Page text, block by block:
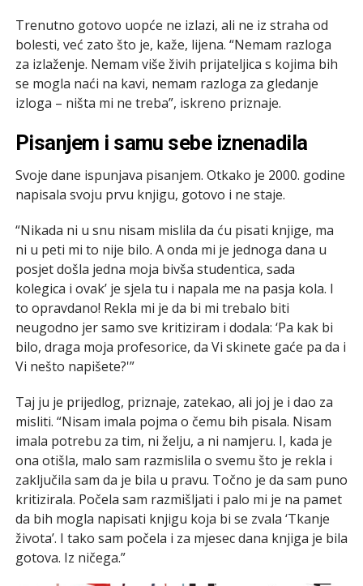
Trenutno gotovo uopće ne izlazi, ali ne iz straha od
bolesti, već zato što je, kaže, lijena. “Nemam razloga
za izlaženje. Nemam više živih prijateljica s kojima bih
se mogla naći na kavi, nemam razloga za gledanje
izloga – ništa mi ne treba”, iskreno priznaje.
Pisanjem i samu sebe iznenadila
Svoje dane ispunjava pisanjem. Otkako je 2000. godine
napisala svoju prvu knjigu, gotovo i ne staje.
“Nikada ni u snu nisam mislila da ću pisati knjige, ma
ni u peti mi to nije bilo. A onda mi je jednoga dana u
posjet došla jedna moja bivša studentica, sada
kolegica i ovak’ je sjela tu i napala me na pasja kola. I
to opravdano! Rekla mi je da bi mi trebalo biti
neugodno jer samo sve kritiziram i dodala: ‘Pa kak bi
bilo, draga moja profesorice, da Vi skinete gaće pa da i
Vi nešto napišete?'”
Taj ju je prijedlog, priznaje, zatekao, ali joj je i dao za
misliti. “Nisam imala pojma o čemu bih pisala. Nisam
imala potrebu za tim, ni želju, a ni namjeru. I, kada je
ona otišla, malo sam razmislila o svemu što je rekla i
zaključila sam da je bila u pravu. Točno je da sam puno
kritizirala. Počela sam razmišljati i palo mi je na pamet
da bih mogla napisati knjigu koja bi se zvala ‘Tkanje
života’. I tako sam počela i za mjesec dana knjiga je bila
gotova. Iz ničega.”